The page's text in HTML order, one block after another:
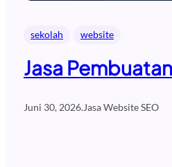
sekolah website
Jasa
Juni 30, 2026.Jasa Website SEO